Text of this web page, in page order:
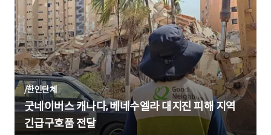
/한인단체
굿네이버스 캐나다, 베네수엘라 대지진 피해 지역
긴급구호품 전달